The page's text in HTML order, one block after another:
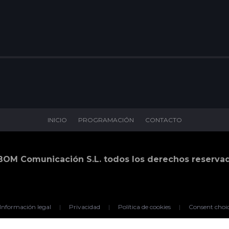
INICIO PROGRAMACIÓN CONTACTO
Comunicación S.L. todos los derechos
Información legal | Privacidad | Política de cookies | Consent